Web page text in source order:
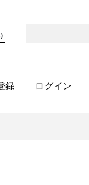
録 ログイン